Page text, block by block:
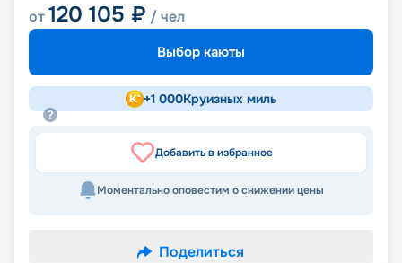
от120 105 ₽ / чел
Выбор каюты
+1 000Круизных миль
Добавить в избранное
Моментально оповестим о снижении цены
Поделиться